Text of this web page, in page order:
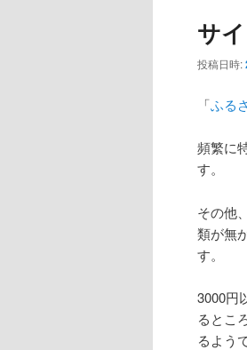
サ
投稿日時:
「ふる
頻繁に
す。
その他
類が無
す。
3000円
るところ
るよう